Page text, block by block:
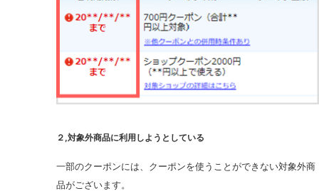
２,対象外商品に利用しようとしている
一部のクーポンには、クーポンを使うことができない対象外商
品がございます。